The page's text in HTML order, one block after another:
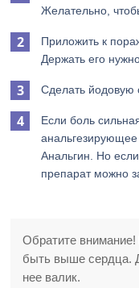
Желательно,
Приложить к
Держать его
Сделать йодовую
Если боль
анальгезирующее
Анальгин. Но
препарат можно
Обратите
быть выше сердца.
нее валик.